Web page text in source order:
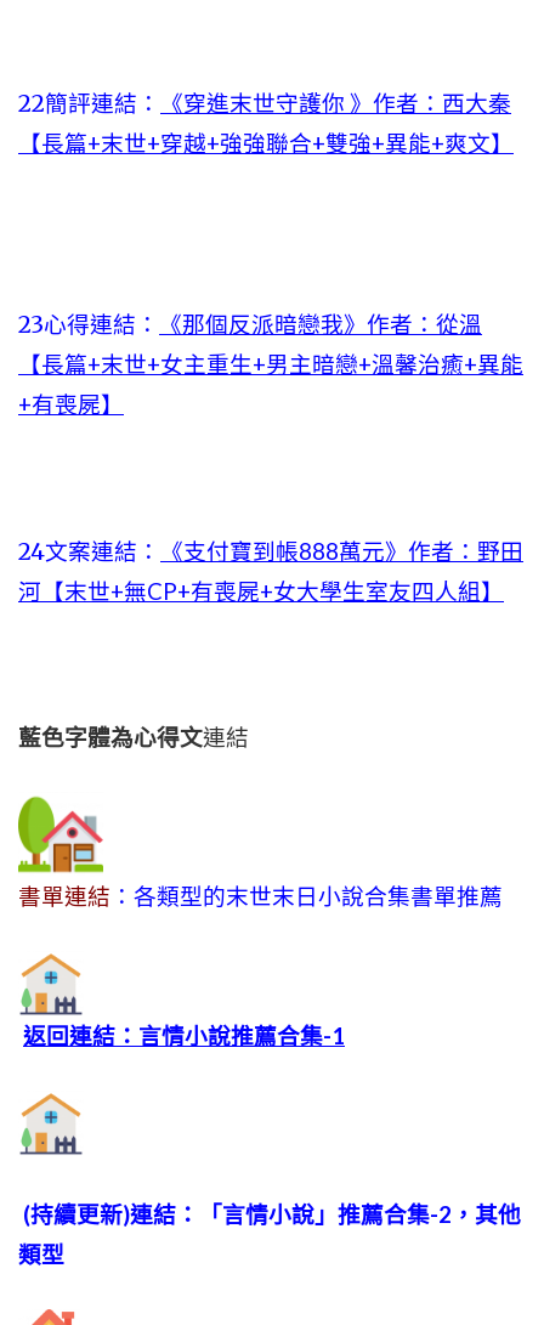
22簡評連結：
《穿進末世守護你 》作者：西大秦
【長篇+末世+穿越+強強聯合+雙強+異能+爽文】
23心得連結：
《那個反派暗戀我》作者：從溫
【長篇+末世+女主重生+男主暗戀+溫馨治癒+異能
+有喪屍】
24文案連結：
《支付寶到帳888萬元》作者：野田
河【末世+無CP+有喪屍+女大學生室友四人組】
藍色字體為心得文連結
書單連結 ：各類型的末世末日小說合集書單推薦
返回連結：言情小說推薦合集-1
(持續更新)連結：「言情小說」推薦合集-2，其他
類型